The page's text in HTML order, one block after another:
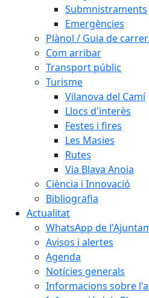
Submnistraments
Emergències
Plànol / Guia de
Com arribar
Transport públic
Turisme
Vilanova del Camí
Llocs d'interès
Festes i fires
Les Masies
Rutes
Via Blava Anoia
Ciència i Innovació
Bibliografia
Actualitat
WhatsApp de
Avisos i alertes
Agenda
Notícies generals
Informacions sobre